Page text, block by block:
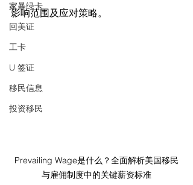
家暴绿卡
回美证
工卡
U 签证
移民信息
投资移民
影响范围及应对策略。
Prevailing Wage是什么？全面解析美国移民
与雇佣制度中的关键薪资标准